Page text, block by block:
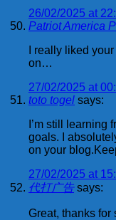
26/02/2025 at
Patriot America
I really liked
on…
27/02/2025 at
toto togel says:
I’m still learning
goals. I
on your
27/02/2025 at
代打广告 says:
Great, thanks for